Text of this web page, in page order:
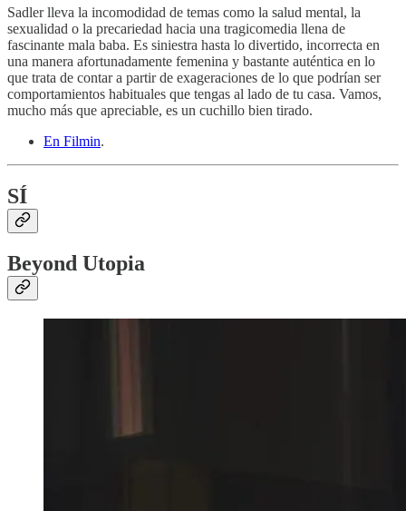
Sadler lleva la incomodidad de temas como la salud mental, la
sexualidad o la precariedad hacia una tragicomedia llena de
fascinante mala baba. Es siniestra hasta lo divertido, incorrecta en
una manera afortunadamente femenina y bastante auténtica en lo
que trata de contar a partir de exageraciones de lo que podrían ser
comportamientos habituales que tengas al lado de tu casa. Vamos,
mucho más que apreciable, es un cuchillo bien tirado.
En Filmin.
SÍ
Beyond Utopia